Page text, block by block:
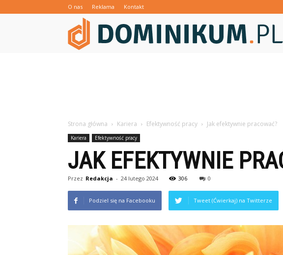
O nas Reklama Kontakt
Strona główna Kariera Efektywność pracy Jak efektywnie pracować?
Kariera Efektywność pracy
JAK EFEKTYWNIE
Przez Redakcja - 24 lutego 2024 306 0
Podziel się na Facebooku Tweet (Ćwierkaj) na Twitterze